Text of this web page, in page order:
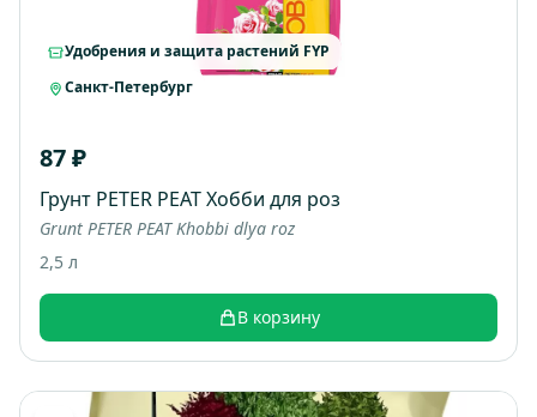
Удобрения и защита растений FYP
Санкт-Петербург
87 ₽
Грунт PETER PEAT Хобби для роз
Grunt PETER PEAT Khobbi dlya roz
2,5 л
В корзину